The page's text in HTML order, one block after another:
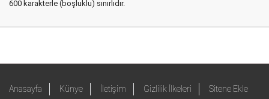
600 karakterle (boşluklu) sınırlıdır.
Anasayfa Künye İletişim Gizlilik İlkeleri Sitene Ekle